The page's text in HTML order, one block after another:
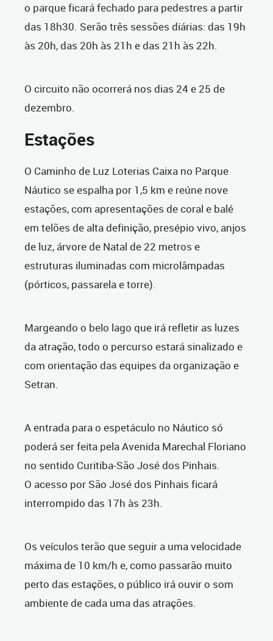
o parque ficará fechado para pedestres a partir
das 18h30. Serão três sessões diárias: das 19h
às 20h, das 20h às 21h e das 21h às 22h.
O circuito não ocorrerá nos dias 24 e 25 de
dezembro.
Estações
O Caminho de Luz Loterias Caixa no Parque
Náutico se espalha por 1,5 km e reúne nove
estações, com apresentações de coral e balé
em telões de alta definição, presépio vivo, anjos
de luz, árvore de Natal de 22 metros e
estruturas iluminadas com microlâmpadas
(pórticos, passarela e torre).
Margeando o belo lago que irá refletir as luzes
da atração, todo o percurso estará sinalizado e
com orientação das equipes da organização e
Setran.
A entrada para o espetáculo no Náutico só
poderá ser feita pela Avenida Marechal Floriano
no sentido Curitiba-São José dos Pinhais.
O acesso por São José dos Pinhais ficará
interrompido das 17h às 23h.
Os veículos terão que seguir a uma velocidade
máxima de 10 km/h e, como passarão muito
perto das estações, o público irá ouvir o som
ambiente de cada uma das atrações.